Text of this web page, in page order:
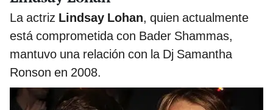
La actriz Lindsay Lohan, quien actualmente
está comprometida con Bader Shammas,
mantuvo una relación con la Dj Samantha
Ronson en 2008.